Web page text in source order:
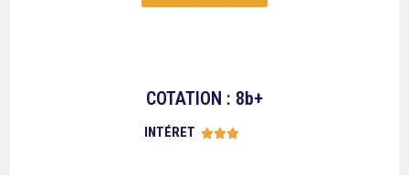
COTATION : 8b+
INTÉRET 